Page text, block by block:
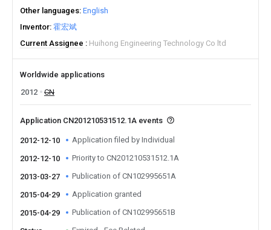
Other languages English
Inventor 霍宏斌
Current Assignee
Huihong Engineering Technology Co ltd
Worldwide applications
2012
CN
Application CN201210531512.1A events
2012-12-10 Application filed by Individual
2012-12-10 Priority to CN201210531512.1A
2013-03-27 Publication of CN102995651A
2015-04-29 Application granted
2015-04-29 Publication of CN102995651B